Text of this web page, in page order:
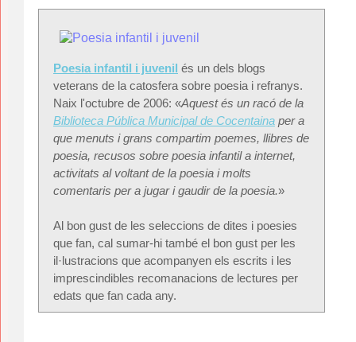
Poesia infantil i juvenil és un dels blogs
veterans de la catosfera sobre poesia i refranys.
Naix l'octubre de 2006: «Aquest és un racó de la
Biblioteca Pública Municipal de Cocentaina per a
que menuts i grans compartim poemes, llibres de
poesia, recusos sobre poesia infantil a internet,
activitats al voltant de la poesia i molts
comentaris per a jugar i gaudir de la poesia.»
Al bon gust de les seleccions de dites i poesies
que fan, cal sumar-hi també el bon gust per les
il·lustracions que acompanyen els escrits i les
imprescindibles recomanacions de lectures per
edats que fan cada any.